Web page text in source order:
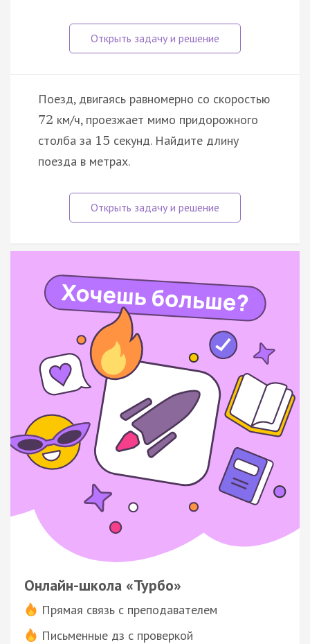
Поезд, двигаясь равномерно со скоростью
72 км/ч, проезжает мимо придорожного
столба за 15 секунд. Найдите длину
поезда в метрах.
Онлайн-школа «Турбо»
Прямая связь с преподавателем
Письменные дз с проверкой